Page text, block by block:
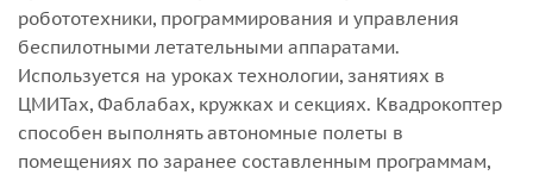
робототехники, программирования и управления
беспилотными летательными аппаратами.
Используется на уроках технологии, занятиях в
ЦМИТах, Фаблабах, кружках и секциях. Квадрокоптер
способен выполнять автономные полеты в
помещениях по заранее составленным программам,